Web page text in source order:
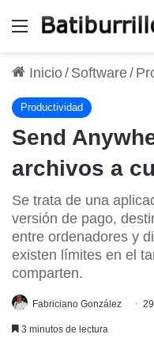
Menú
Inicio/ Software/
Productividad
Send
archivos a
Se trata de una
versión de pago,
entre ordenadores y
existen límites en el
comparten.
Fabriciano González
3 minutos de lectura